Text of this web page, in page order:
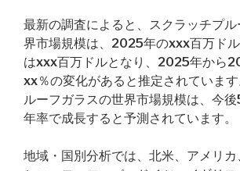
最新の調査によると、スクラッチプ
界市場規模は、2025年のxxx百万ド
はxxx百万ドルとなり、2025年から
xx％の変化があると推定されていま
ルーフガラスの世界市場規模は、今
年率で成長すると予測されています。
地域・国別分析では、北米、アメリ